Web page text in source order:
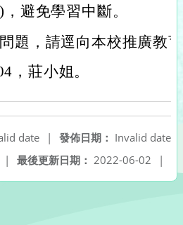
避免學習中斷。
題，請逕向本校推廣教
，莊小姐。
發佈日期： Invalid date
date
|
最後更新日期： 2022-06-02 |
|